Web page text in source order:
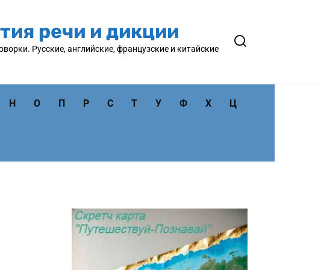
речи и дикции
Русские, английские, французские и китайские
Н О П Р С Т У Ф Х Ц